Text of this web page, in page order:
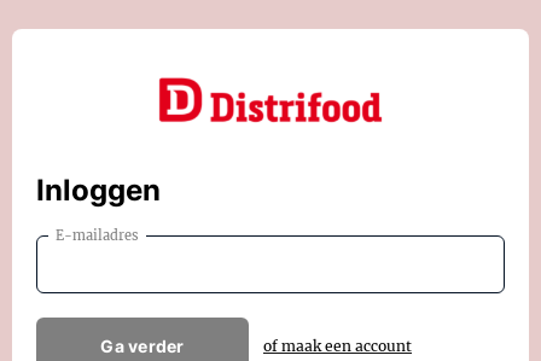
Inloggen
E-mailadres
Ga verder of maak een account